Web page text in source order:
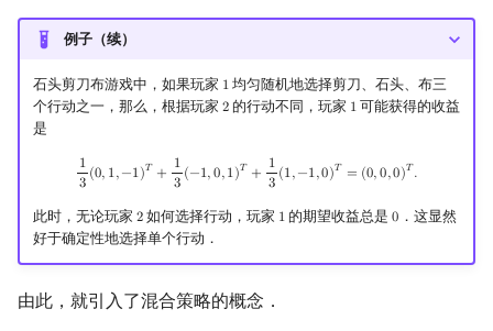
例子（续）
石头剪刀布游戏中，如果玩家 1
1 均匀随机地选择剪刀、石头、布三
个行动之一，那么，根据玩家 2
2的行动不同，玩家 1
1 可能获得的收益
是
1
3 (0, 1,−1)𝑇 + 1
3 (−1,0,1)𝑇 + 1
3 (1,−1,0)𝑇 = (0,0,0)𝑇 .
3( 0,1 )T +1 ( 1, 0,1)T (1 −1 T (0,0 T.
此时，无论玩家 2
2如何选择行动，玩家 1
1 的期望收益总是0
0 ．这显然
好于确定性地选择单个行动．
由此，就引入了混合策略的概念．